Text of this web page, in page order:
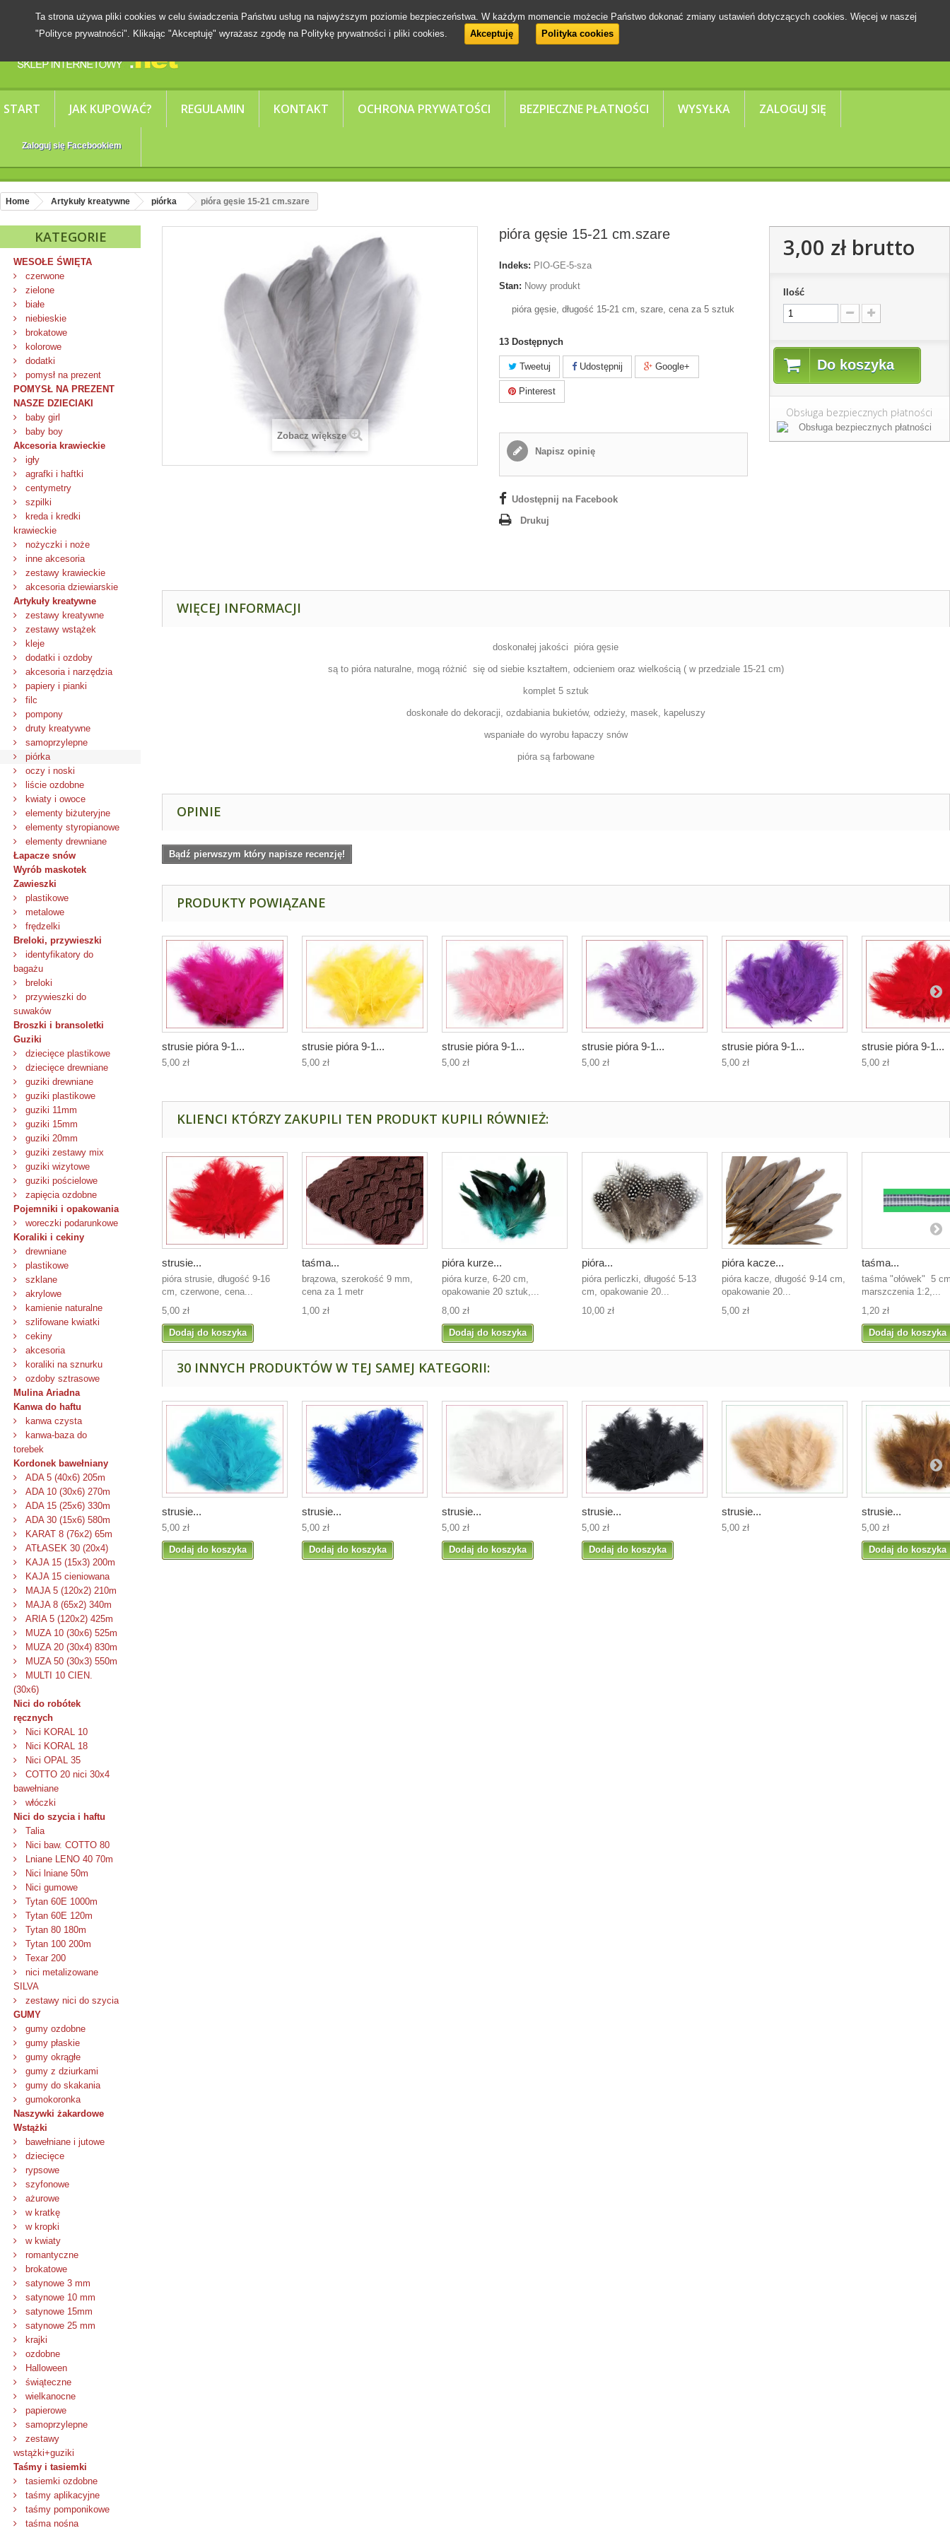
START JAK KUPOWAĆ? REGULAMIN KONTAKT OCHRONA PRYWATOŚCI BEZPIECZNE PŁATNOŚCI WYSYŁKA ZALOGUJ SIĘ
Zaloguj się Facebookiem
Ta strona używa pliki cookies w celu świadczenia Państwu usług na najwyższym poziomie bezpieczeństwa. W każdym momencie możecie Państwo dokonać zmiany ustawień dotyczących cookies. Więcej w naszej
"Polityce prywatności". Klikając "Akceptuję" wyrażasz zgodę na Politykę prywatności i pliki cookies.
Akceptuję Polityka cookies
Home Artykuły kreatywne piórka pióra gęsie 15-21 cm.szare
KATEGORIE
WESOŁE ŚWIĘTA
czerwone
zielone
białe
niebieskie
brokatowe
kolorowe
dodatki
pomysł na prezent
POMYSŁ NA PREZENT
NASZE DZIECIAKI
baby girl
baby boy
Akcesoria krawieckie
igły
agrafki i haftki
centymetry
szpilki
kreda i kredki
krawieckie
nożyczki i noże
inne akcesoria
zestawy krawieckie
akcesoria dziewiarskie
Artykuły kreatywne
zestawy kreatywne
zestawy wstążek
kleje
dodatki i ozdoby
akcesoria i narzędzia
papiery i pianki
filc
pompony
druty kreatywne
samoprzylepne
piórka
oczy i noski
liście ozdobne
kwiaty i owoce
elementy biżuteryjne
elementy styropianowe
elementy drewniane
Łapacze snów
Wyrób maskotek
Zawieszki
plastikowe
metalowe
frędzelki
Breloki, przywieszki
identyfikatory do
bagażu
breloki
przywieszki do
suwaków
Broszki i bransoletki
Guziki
dziecięce plastikowe
dziecięce drewniane
guziki drewniane
guziki plastikowe
guziki 11mm
guziki 15mm
guziki 20mm
guziki zestawy mix
guziki wizytowe
guziki pościelowe
zapięcia ozdobne
Pojemniki i opakowania
woreczki podarunkowe
Koraliki i cekiny
drewniane
plastikowe
szklane
akrylowe
kamienie naturalne
szlifowane kwiatki
cekiny
akcesoria
koraliki na sznurku
ozdoby sztrasowe
Mulina Ariadna
Kanwa do haftu
kanwa czysta
kanwa-baza do
torebek
Kordonek bawełniany
ADA 5 (40x6) 205m
ADA 10 (30x6) 270m
ADA 15 (25x6) 330m
ADA 30 (15x6) 580m
KARAT 8 (76x2) 65m
ATŁASEK 30 (20x4)
KAJA 15 (15x3) 200m
KAJA 15 cieniowana
MAJA 5 (120x2) 210m
MAJA 8 (65x2) 340m
ARIA 5 (120x2) 425m
MUZA 10 (30x6) 525m
MUZA 20 (30x4) 830m
MUZA 50 (30x3) 550m
MULTI 10 CIEN.
(30x6)
Nici do robótek
ręcznych
Nici KORAL 10
Nici KORAL 18
Nici OPAL 35
COTTO 20 nici 30x4
bawełniane
włóczki
Nici do szycia i haftu
Talia
Nici baw. COTTO 80
Lniane LENO 40 70m
Nici lniane 50m
Nici gumowe
Tytan 60E 1000m
Tytan 60E 120m
Tytan 80 180m
Tytan 100 200m
Texar 200
nici metalizowane
SILVA
zestawy nici do szycia
GUMY
gumy ozdobne
gumy płaskie
gumy okrągłe
gumy z dziurkami
gumy do skakania
gumokoronka
Naszywki żakardowe
Wstążki
bawełniane i jutowe
dziecięce
rypsowe
szyfonowe
ażurowe
w kratkę
w kropki
w kwiaty
romantyczne
brokatowe
satynowe 3 mm
satynowe 10 mm
satynowe 15mm
satynowe 25 mm
krajki
ozdobne
Halloween
świąteczne
wielkanocne
papierowe
samoprzylepne
zestawy
wstążki+guziki
Taśmy i tasiemki
tasiemki ozdobne
taśmy aplikacyjne
taśmy pomponikowe
taśma nośna
Zobacz większe
pióra gęsie 15-21 cm.szare
Indeks: PIO-GE-5-sza
Stan: Nowy produkt
pióra gęsie, długość 15-21 cm, szare, cena za 5 sztuk
13 Dostępnych
Tweetuj Udostępnij Google+
Pinterest
Napisz opinię
Udostępnij na Facebook
Drukuj
3,00 złbrutto
Ilość
Do koszyka
Obsługa bezpiecznych płatności
WIĘCEJ INFORMACJI
doskonałej jakości pióra gęsie
są to pióra naturalne, mogą różnić się od siebie kształtem, odcieniem oraz wielkością ( w przedziale 15-21 cm)
komplet 5 sztuk
doskonałe do dekoracji, ozdabiania bukietów, odzieży, masek, kapeluszy
wspaniałe do wyrobu łapaczy snów
pióra są farbowane
OPINIE
Bądź pierwszym który napisze recenzję!
PRODUKTY POWIĄZANE
strusie pióra 9-1...
5,00 zł
strusie pióra 9-1...
5,00 zł
strusie pióra 9-1...
5,00 zł
strusie pióra 9-1...
5,00 zł
strusie pióra 9-1...
5,00 zł
strusie pióra 9-1...
5,00 zł
KLIENCI KTÓRZY ZAKUPILI TEN PRODUKT KUPILI RÓWNIEŻ:
strusie...
pióra strusie, długość 9-16
cm, czerwone, cena...
5,00 zł
Dodaj do koszyka
taśma...
brązowa, szerokość 9 mm,
cena za 1 metr
1,00 zł
pióra kurze...
pióra kurze, 6-20 cm,
opakowanie 20 sztuk,...
8,00 zł
Dodaj do koszyka
pióra...
pióra perliczki, długość 5-13
cm, opakowanie 20...
10,00 zł
pióra kacze...
pióra kacze, długość 9-14 cm,
opakowanie 20...
5,00 zł
taśma...
taśma "ołówek" 5
marszczenia 1:2,...
1,20 zł
Dodaj do koszyka
30 INNYCH PRODUKTÓW W TEJ SAMEJ KATEGORII:
strusie...
5,00 zł
Dodaj do koszyka
strusie...
5,00 zł
Dodaj do koszyka
strusie...
5,00 zł
Dodaj do koszyka
strusie...
5,00 zł
Dodaj do koszyka
strusie...
5,00 zł
strusie...
5,00 zł
Dodaj do koszyka